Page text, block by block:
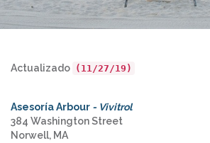
Actualizado (11/27/19)
Asesoría Arbour - Vivitrol
384 Washington Street
Norwell, MA